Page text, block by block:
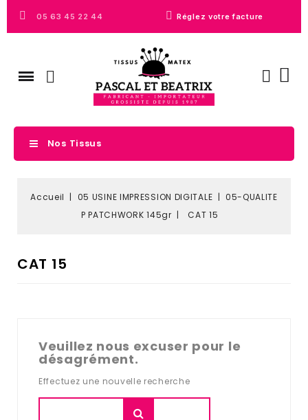
05 63 45 22 44 Réglez votre facture
Nos Tissus
Accueil 05 USINE IMPRESSION DIGITALE
05-QUALITE
P PATCHWORK 145gr
CAT 15
CAT 15
Veuillez nous excuser pour le
désagrément.
Effectuez une nouvelle recherche